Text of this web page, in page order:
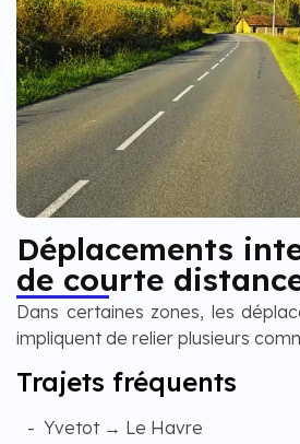
Déplacements
de courte
Dans certaines zones, les
impliquent de relier plusieurs
Trajets fréquents
Yvetot → Le Havre